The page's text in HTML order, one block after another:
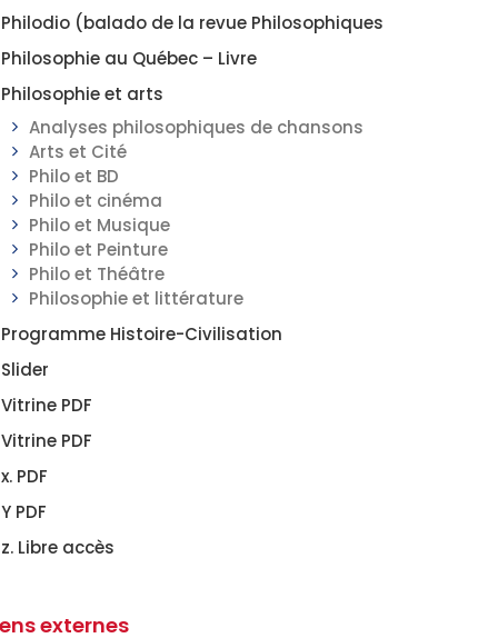
Philodio (balado de la revue Philosophiques
Philosophie au Québec – Livre
Philosophie et arts
Analyses philosophiques de chansons
Arts et Cité
Philo et BD
Philo et cinéma
Philo et Musique
Philo et Peinture
Philo et Théâtre
Philosophie et littérature
Programme Histoire-Civilisation
Slider
Vitrine PDF
Vitrine PDF
x. PDF
Y PDF
z. Libre accès
externes